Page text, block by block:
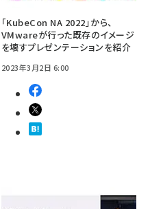
「KubeCon NA 2022」から、
VMwareが行った既存のイメージ
を壊すプレゼンテーションを紹介
2023年3月2日 6:00